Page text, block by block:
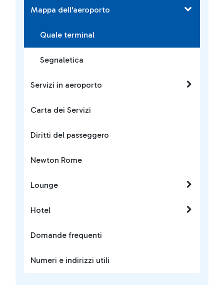
Mappa dell'aeroporto
Quale terminal
Segnaletica
Servizi in aeroporto
Carta dei Servizi
Diritti del passeggero
Newton Rome
Lounge
Hotel
Domande frequenti
Numeri e indirizzi utili